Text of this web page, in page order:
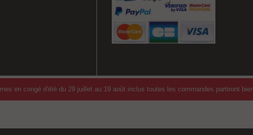
en congé d'été du 29 juillet au 19 août inclus toutes les commandes partiront